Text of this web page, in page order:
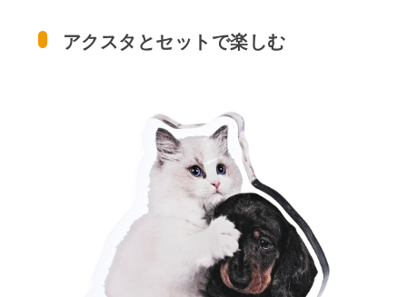
アクスタとセットで楽しむ